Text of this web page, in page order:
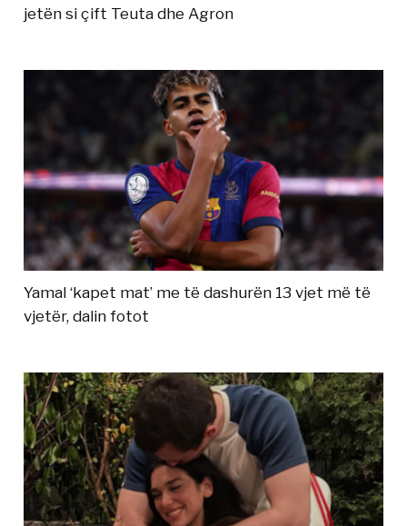
jetën si çift Teuta dhe Agron
Yamal ‘kapet mat’ me të dashurën 13 vjet më të
vjetër, dalin fotot